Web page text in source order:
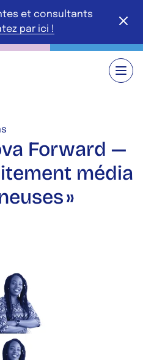
et consultants
par ici !
Forward —
média
»